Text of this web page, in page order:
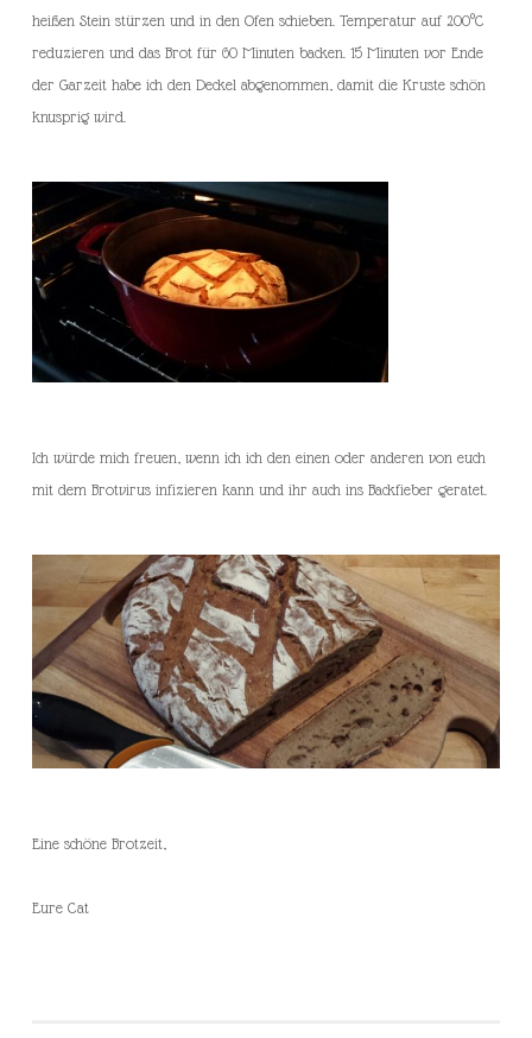
heißen Stein stürzen und in den Ofen schieben. Temperatur auf 200°C
reduzieren und das Brot für 60 Minuten backen. 15 Minuten vor Ende
der Garzeit habe ich den Deckel abgenommen, damit die Kruste schön
knusprig wird.
Ich würde mich freuen, wenn ich ich den einen oder anderen von euch
mit dem Brotvirus infizieren kann und ihr auch ins Backfieber geratet.
Eine schöne Brotzeit,
Eure Cat